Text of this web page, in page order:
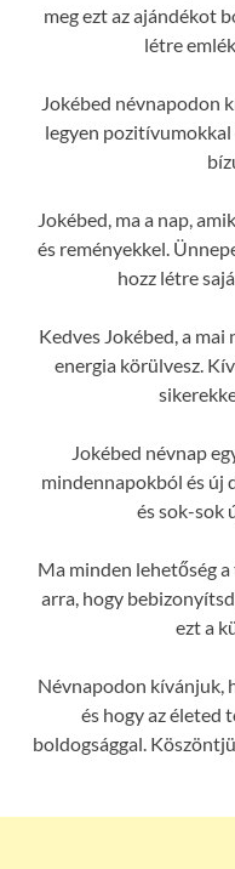
meg ezt az ajándékot
létre
Jokébed névnapodon
legyen pozitívumokkal
Jokébed, ma a nap,
és reményekkel.
hozz létre
Kedves Jokébed, a
energia körülvesz.
Jokébed névnap
mindennapokból és új
és sok-sok
Ma minden lehetőség
arra, hogy
ezt a
Névnapodon kívánjuk,
és hogy az életed
boldogsággal.